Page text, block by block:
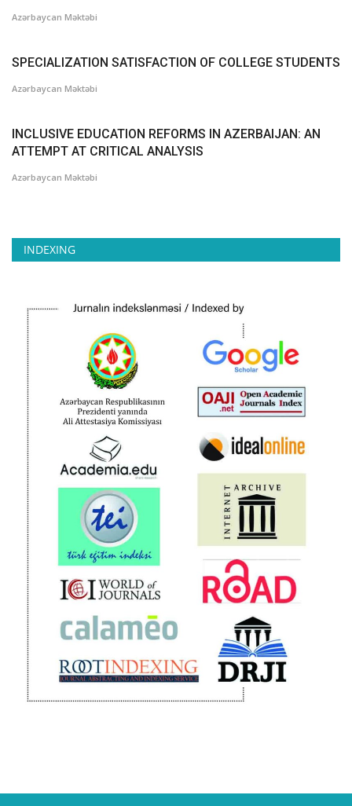
Azərbaycan Məktəbi
SPECIALIZATION SATISFACTION OF COLLEGE STUDENTS
Azərbaycan Məktəbi
INCLUSIVE EDUCATION REFORMS IN AZERBAIJAN: AN
ATTEMPT AT CRITICAL ANALYSIS
Azərbaycan Məktəbi
INDEXING